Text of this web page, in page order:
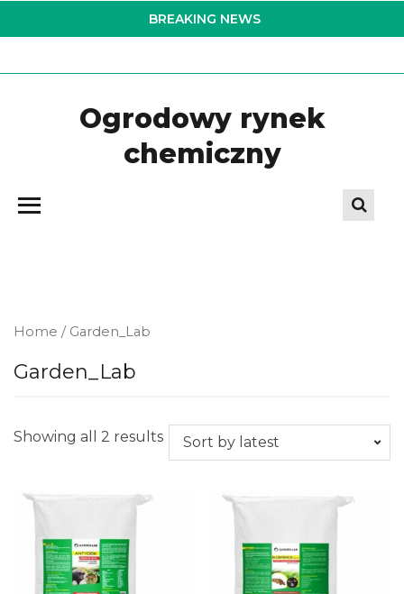
to
BREAKING NEWS
Ogrodowy rynek
chemiczny
Home / Garden_Lab
Garden_Lab
Showing all 2 results